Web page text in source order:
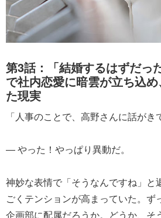
第3話：「結婚するはずだっ
で社内恋愛に暗雲が立ち込
た現実
「人事のことで、高野さんに話がき
― やった！やっぱり異動だ。
神妙な表情で「そうなんですね」と
ごくテンションが高まっていた。ず
企画部に配属だろうか。どうか、そ